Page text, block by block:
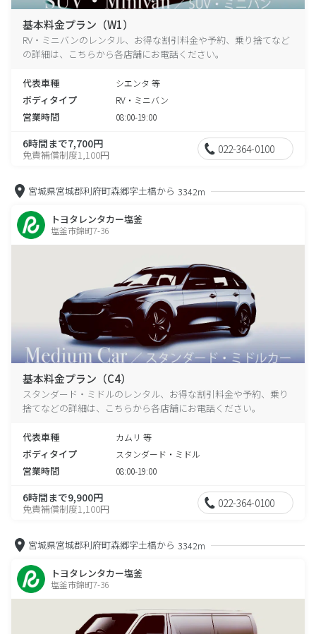
基本料金プラン（W1）
RV・ミニバンのレンタル、お得な割引料金や予約、乗り捨てなど
の詳細は、こちらから各店舗にお電話ください。
代表車種 シエンタ 等
ボディタイプ RV・ミニバン
営業時間 08:00-19:00
6時間まで7,700円
免責補償制度1,100円 022-364-0100
宮城県宮城郡利府町森郷字土橋から 3342m
トヨタレンタカー塩釜
塩釜市錦町7-36
基本料金プラン（C4）
スタンダード・ミドルのレンタル、お得な割引料金や予約、乗り
捨てなどの詳細は、こちらから各店舗にお電話ください。
代表車種 カムリ 等
ボディタイプ スタンダード・ミドル
営業時間 08:00-19:00
6時間まで9,900円
免責補償制度1,100円 022-364-0100
宮城県宮城郡利府町森郷字土橋から 3342m
トヨタレンタカー塩釜
塩釜市錦町7-36